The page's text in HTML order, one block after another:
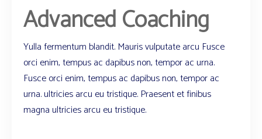
Advanced Coaching
Yulla fermentum blandit. Mauris vulputate arcu Fusce
orci enim, tempus ac dapibus non, tempor ac urna.
Fusce orci enim, tempus ac dapibus non, tempor ac
urna. ultricies arcu eu tristique. Praesent et finibus
magna ultricies arcu eu tristique.